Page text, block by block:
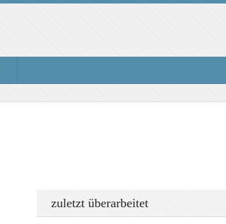
zuletzt überarbeitet